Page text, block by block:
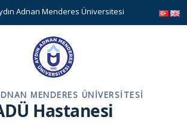
Adnan Menderes Üniversitesi
MENDERES ÜNIVERSITESI
Hastanesi